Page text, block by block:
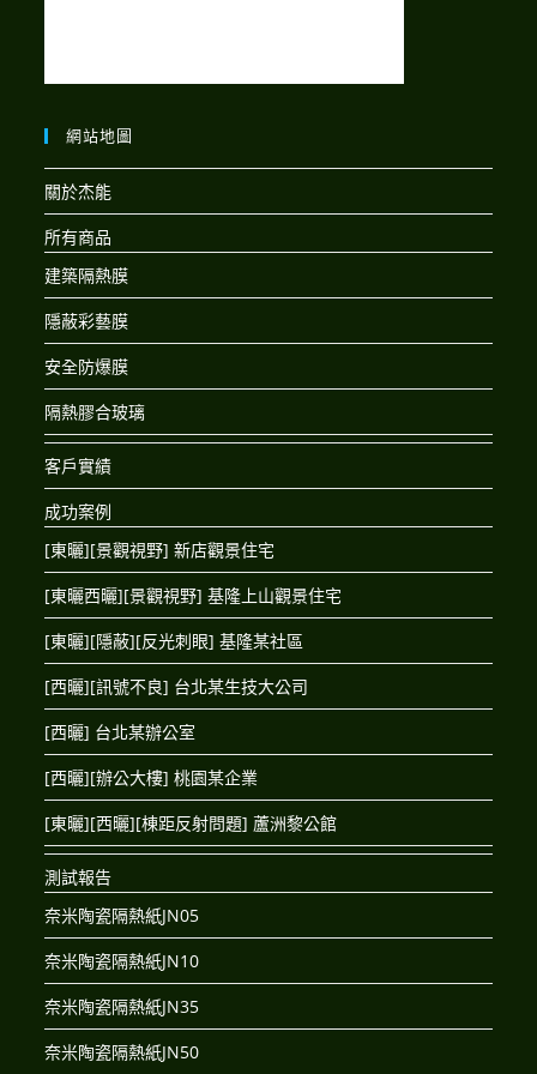
網站地圖
關於杰能
所有商品
建築隔熱膜
隱蔽彩藝膜
安全防爆膜
隔熱膠合玻璃
客戶實績
成功案例
[東曬][景觀視野] 新店觀景住宅
[東曬西曬][景觀視野] 基隆上山觀景住宅
[東曬][隱蔽][反光刺眼] 基隆某社區
[西曬][訊號不良] 台北某生技大公司
[西曬] 台北某辦公室
[西曬][辦公大樓] 桃園某企業
[東曬][西曬][棟距反射問題] 蘆洲黎公館
測試報告
奈米陶瓷隔熱紙JN05
奈米陶瓷隔熱紙JN10
奈米陶瓷隔熱紙JN35
奈米陶瓷隔熱紙JN50